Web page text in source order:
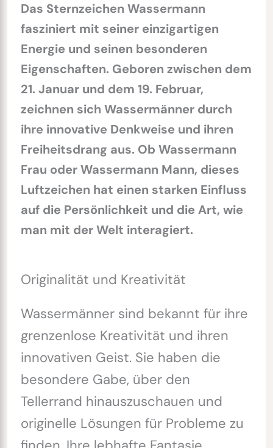
Das Sternzeichen Wassermann
fasziniert mit seiner einzigartigen
Energie und seinen besonderen
Eigenschaften. Geboren zwischen dem
21. Januar und dem 19. Februar,
zeichnen sich Wassermänner durch
ihre innovative Denkweise und ihren
Freiheitsdrang aus. Ob Wassermann
Frau oder Wassermann Mann, dieses
Luftzeichen hat einen starken Einfluss
auf die Persönlichkeit und die Art, wie
man mit der Welt interagiert.
Originalität und Kreativität
Wassermänner sind bekannt für ihre
grenzenlose Kreativität und ihren
innovativen Geist. Sie haben die
besondere Gabe, über den
Tellerrand hinauszuschauen und
originelle Lösungen für Probleme zu